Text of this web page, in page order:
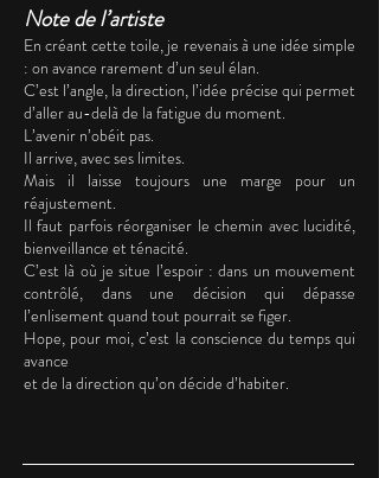
Note de l’artiste
En créant cette toile, je revenais à une idée simple
: on avance rarement d’un seul élan.
C’est l’angle, la direction, l’idée précise qui permet
d’aller au-delà de la fatigue du moment.
L’avenir n’obéit pas.
Il arrive, avec ses limites.
Mais il laisse toujours une marge pour un
réajustement.
Il faut parfois réorganiser le chemin avec lucidité,
bienveillance et ténacité.
C’est là où je situe l’espoir : dans un mouvement
contrôlé, dans une décision qui dépasse
l’enlisement quand tout pourrait se figer.
Hope, pour moi, c’est la conscience du temps qui
avance
et de la direction qu’on décide d’habiter.